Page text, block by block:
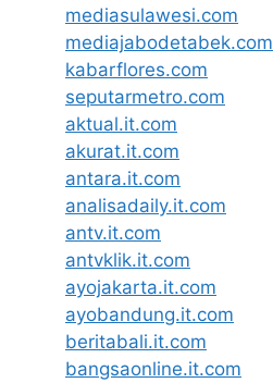
mediasulawesi.com
mediajabodetabek.com
kabarflores.com
seputarmetro.com
aktual.it.com
akurat.it.com
antara.it.com
analisadaily.it.com
antv.it.com
antvklik.it.com
ayojakarta.it.com
ayobandung.it.com
beritabali.it.com
bangsaonline.it.com